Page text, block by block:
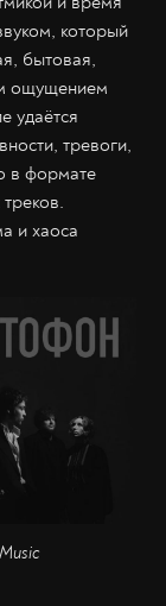
который
бытовая,
ощущением
удаётся
тревоги,
в формате
и хаоса